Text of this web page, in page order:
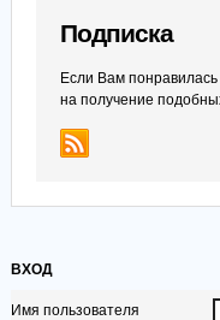
Подписка
Если Вам
на получение
ВХОД
Имя пользователя